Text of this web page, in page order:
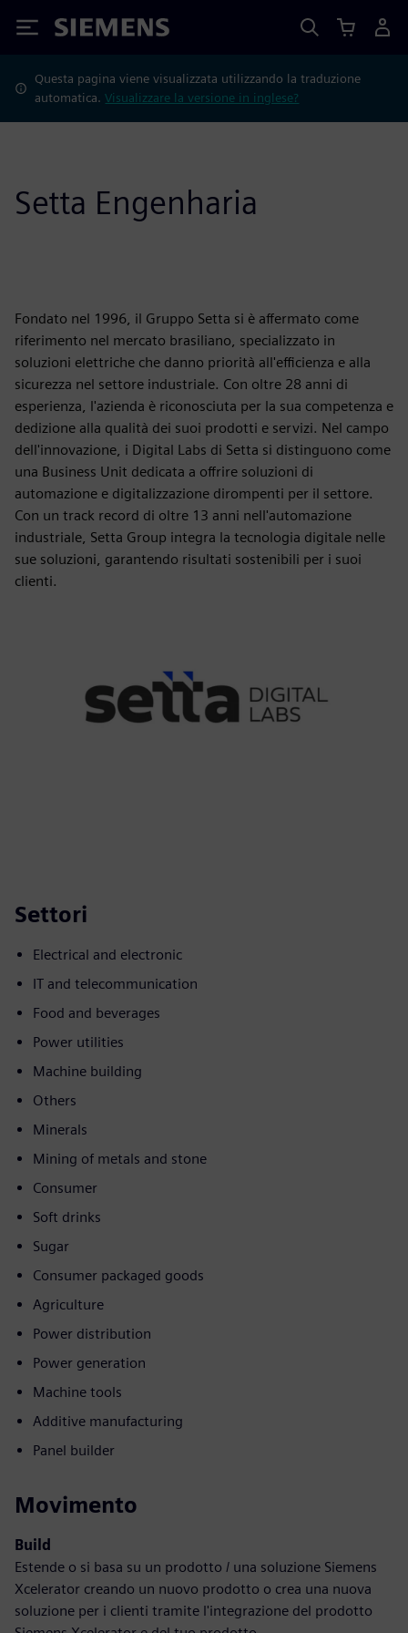
Siemens
Questa pagina viene visualizzata utilizzando la traduzione
automatica.Visualizzare la versione in inglese?
Setta Engenharia
Fondato nel 1996, il Gruppo Setta si è affermato come
riferimento nel mercato brasiliano, specializzato in
soluzioni elettriche che danno priorità all'efficienza e alla
sicurezza nel settore industriale. Con oltre 28 anni di
esperienza, l'azienda è riconosciuta per la sua competenza e
dedizione alla qualità dei suoi prodotti e servizi. Nel campo
dell'innovazione, i Digital Labs di Setta si distinguono come
una Business Unit dedicata a offrire soluzioni di
automazione e digitalizzazione dirompenti per il settore.
Con un track record di oltre 13 anni nell'automazione
industriale, Setta Group integra la tecnologia digitale nelle
sue soluzioni, garantendo risultati sostenibili per i suoi
clienti.
Settori
Electrical and electronic
IT and telecommunication
Food and beverages
Power utilities
Machine building
Others
Minerals
Mining of metals and stone
Consumer
Soft drinks
Sugar
Consumer packaged goods
Agriculture
Power distribution
Power generation
Machine tools
Additive manufacturing
Panel builder
Movimento
Build
Estende o si basa su un prodotto / una soluzione Siemens
Xcelerator creando un nuovo prodotto o crea una nuova
soluzione per i clienti tramite l'integrazione del prodotto